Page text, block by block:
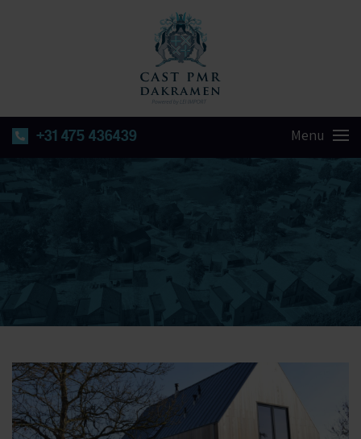
+31 475 436439